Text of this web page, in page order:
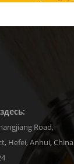
Road,
Hefei, Anhui, China